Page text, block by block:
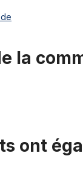
la
ont